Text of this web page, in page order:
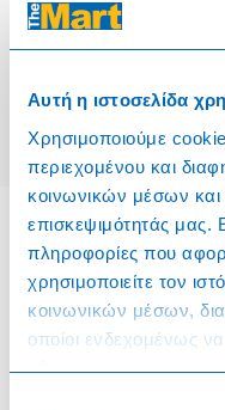
Αυτή η ιστοσελίδα
Χρησιμοποιούμε
περιεχομένου και
κοινωνικών μέσων
επισκεψιμότητάς μας.
πληροφορίες που
χρησιμοποιείτε τον
κοινωνικών μέσων,
οποίοι ενδεχομένως
πληροφορίες που τους
Εγγραφή
Πληροφορίες
Όροι & Προϋποθέσεις
Πολιτική Cookies